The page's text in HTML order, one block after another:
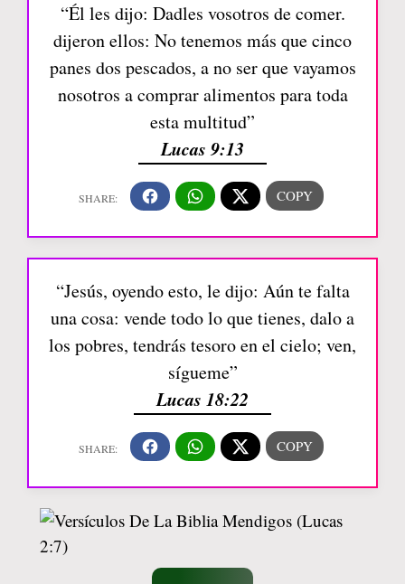
“Él les dijo: Dadles vosotros de comer.
dijeron ellos: No tenemos más que cinco
panes dos pescados, a no ser que vayamos
nosotros a comprar alimentos para toda
esta multitud”
Lucas 9:13
“Jesús, oyendo esto, le dijo: Aún te falta
una cosa: vende todo lo que tienes, dalo a
los pobres, tendrás tesoro en el cielo; ven,
sígueme”
Lucas 18:22